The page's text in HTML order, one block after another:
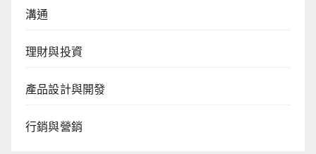
溝通
理財與投資
產品設計與開發
行銷與營銷